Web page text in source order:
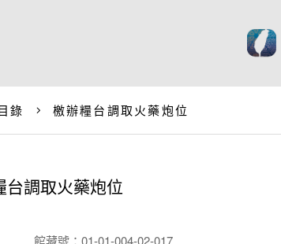
錄 檄辦糧台調取火藥炮位
台調取火藥炮位
館藏號：01-01-004-02-017